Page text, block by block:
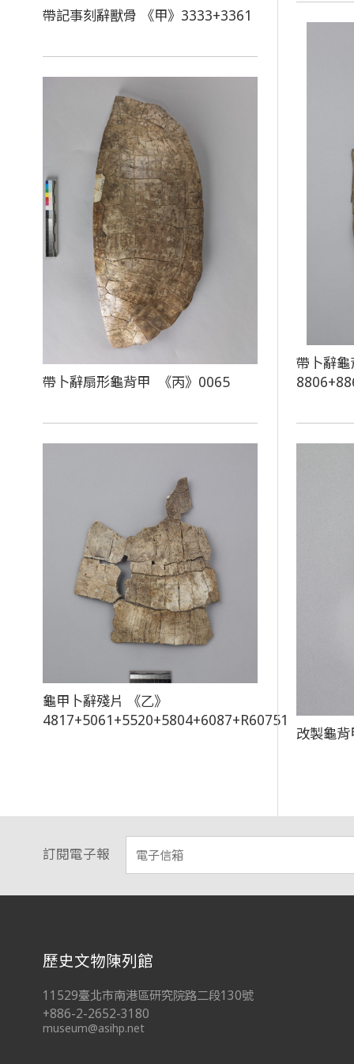
帶記事刻辭獸骨 《甲》3333+3361
帶卜辭
帶卜辭扇形龜背甲 《丙》0065
龜甲卜辭殘片 《乙》
4817+5061+5520+5804+6087+R60751
改製龜
訂閱電子報
:::
歷史文物陳列館
11529臺北市南港區研究院路二段130號
+886-2-2652-3180
museum@asihp.net